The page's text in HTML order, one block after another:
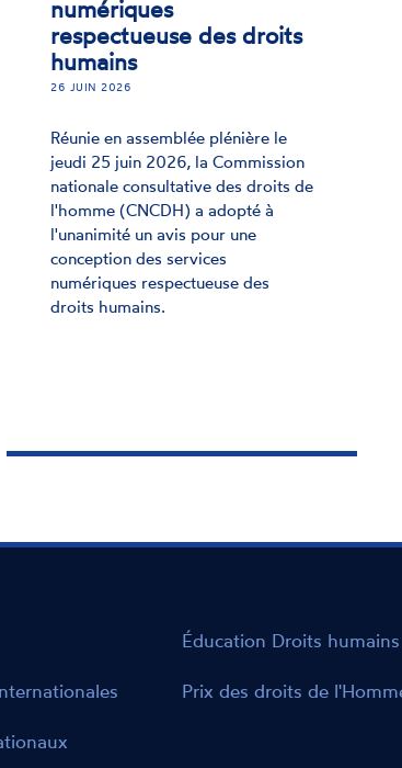
numériques
respectueuse des droits
humains
26 JUIN 2026
Réunie en assemblée plénière le
jeudi 25 juin 2026, la Commission
nationale consultative des droits de
l'homme (CNCDH) a adopté à
l'unanimité un avis pour une
conception des services
numériques respectueuse des
droits humains.
Éducation Droits humains
Prix des droits de